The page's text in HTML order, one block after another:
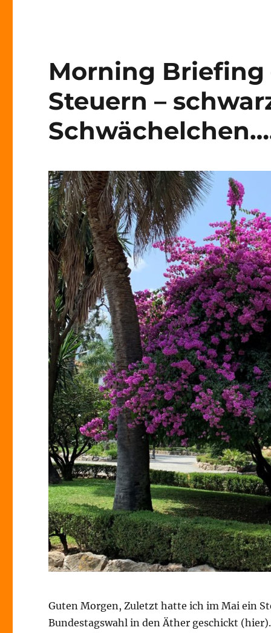
Morning Briefing
Steuern –
Guten Morgen, Zuletzt hatte ich im Mai ein
Bundestagswahl in den Äther geschickt